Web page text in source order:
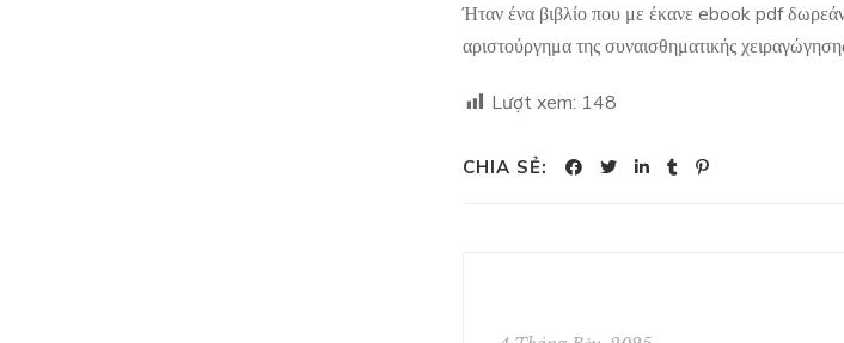
Ήταν ένα βιβλίο που με έκανε ebook pdf
αριστούργημα της συναισθηματικής
Lượt xem: 148
CHIA SẺ: